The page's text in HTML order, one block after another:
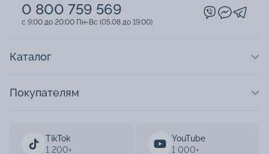
0 800 759 569
c 9:00 до 20:00 Пн-Вс (05.08 до 19:00)
TikTok
1 200+
YouTube
1 000+
Каталог
Покупателям